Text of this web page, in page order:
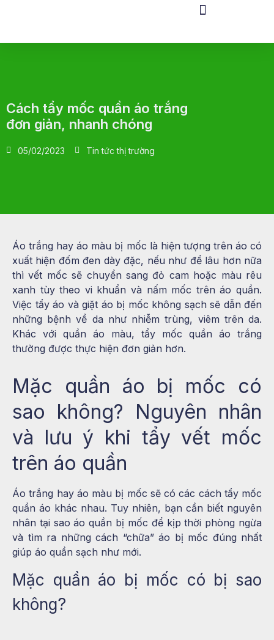
Cách tẩy mốc quần áo trắng
đơn giản, nhanh chóng
05/02/2023 Tin tức thị trường
Áo trắng hay áo màu bị mốc là hiện tượng trên áo có
xuất hiện đốm đen dày đặc, nếu như để lâu hơn nữa
thì vết mốc sẽ chuyển sang đỏ cam hoặc màu rêu
xanh tùy theo vi khuẩn và nấm mốc trên áo quần.
Việc tẩy áo và giặt áo bị mốc không sạch sẽ dẫn đến
những bệnh về da như nhiễm trùng, viêm trên da.
Khác với quần áo màu, tẩy mốc quần áo trắng
thường được thực hiện đơn giản hơn.
Mặc quần áo bị mốc có
sao không? Nguyên nhân
và lưu ý khi tẩy vết mốc
trên áo quần
Áo trắng hay áo màu bị mốc sẽ có các cách tẩy mốc
quần áo khác nhau. Tuy nhiên, bạn cần biết nguyên
nhân tại sao áo quần bị mốc để kịp thời phòng ngừa
và tìm ra những cách “chữa” áo bị mốc đúng nhất
giúp áo quần sạch như mới.
Mặc quần áo bị mốc có bị sao
không?